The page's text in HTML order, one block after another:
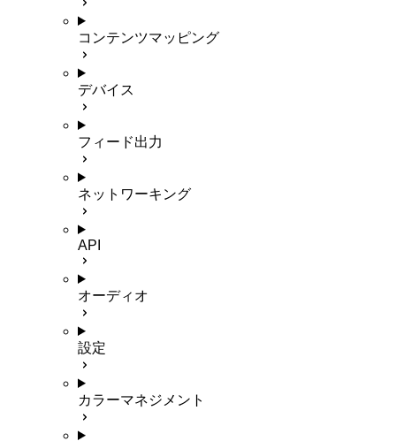
コンテンツマッピング
デバイス
フィード出力
ネットワーキング
API
オーディオ
設定
カラーマネジメント